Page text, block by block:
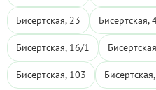
Бисертская, 23 Бисертская,
Бисертская, 16/1
Бисертская, 103